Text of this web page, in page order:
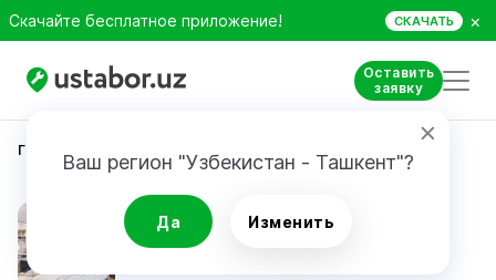
Скачайте бесплатное приложение! СКАЧАТЬ ×
Оставить
заявку
Ваш регион "Узбекистан - Ташкент"?
Да Изменить
Главная
Фахриддин .